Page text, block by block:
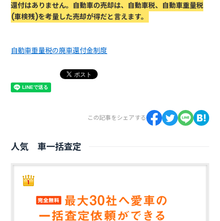
還付はありません。自動車の売却は、自動車税、自動車重量税
(車検残)を考量した売却が得だと言えます。
自動車重量税の廃車還付金制度
この記事をシェアする
人気 車一括査定